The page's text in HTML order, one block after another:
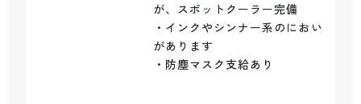
が、スポットクーラー完備
・インクやシンナー系のにおい
があります
・防塵マスク支給あり